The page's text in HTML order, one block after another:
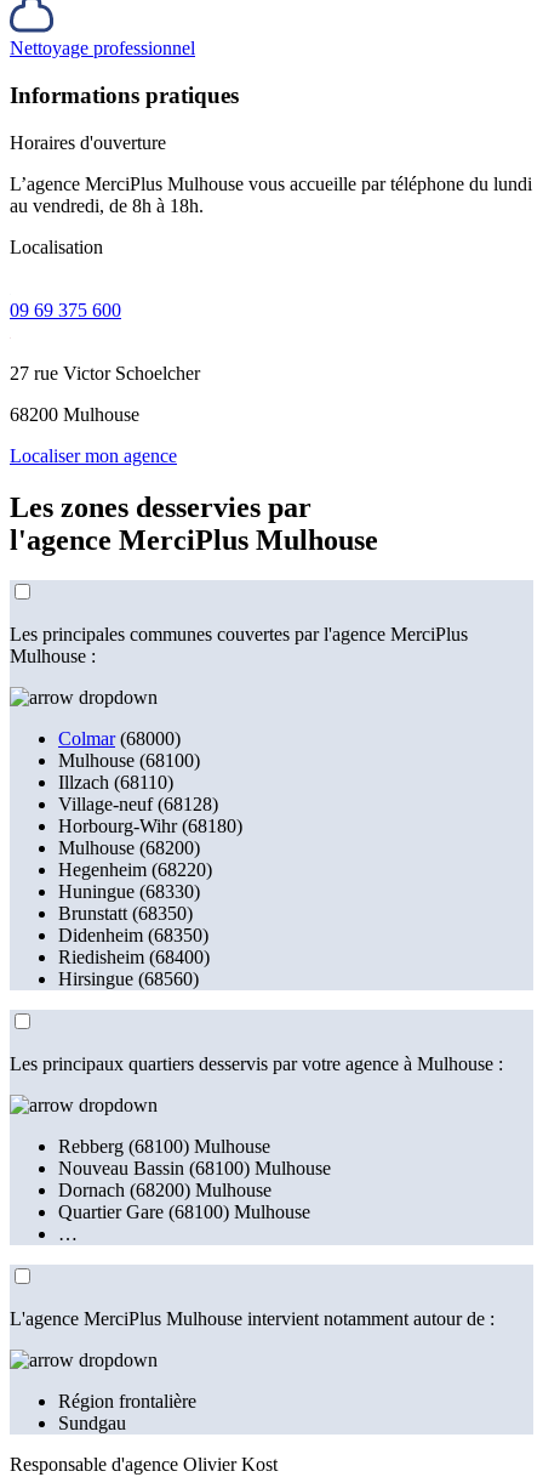
Nettoyage professionnel
Informations pratiques
Horaires d'ouverture
L’agence MerciPlus Mulhouse vous accueille par téléphone du lundi
au vendredi, de 8h à 18h.
Localisation
09 69 375 600
27 rue Victor Schoelcher
68200 Mulhouse
Localiser mon agence
Les zones desservies par
l'agence MerciPlus Mulhouse
Les principales communes couvertes par l'agence MerciPlus
Mulhouse :
Colmar(68000)
Mulhouse (68100)
Illzach (68110)
Village-neuf (68128)
Horbourg-Wihr (68180)
Mulhouse (68200)
Hegenheim (68220)
Huningue (68330)
Brunstatt (68350)
Didenheim (68350)
Riedisheim (68400)
Hirsingue (68560)
Les principaux quartiers desservis par votre agence à Mulhouse :
Rebberg (68100) Mulhouse
Nouveau Bassin (68100) Mulhouse
Dornach (68200) Mulhouse
Quartier Gare (68100) Mulhouse
…
L'agence MerciPlus Mulhouse intervient notamment autour de :
Région frontalière
Sundgau
Responsable d'agence Olivier Kost